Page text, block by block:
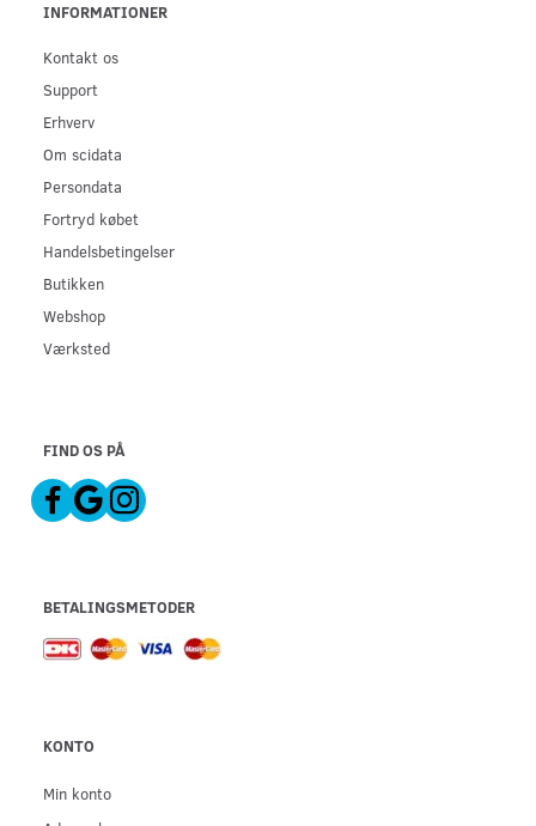
INFORMATIONER
Kontakt os
Support
Erhverv
Om scidata
Persondata
Fortryd købet
Handelsbetingelser
Butikken
Webshop
Værksted
FIND OS PÅ
BETALINGSMETODER
KONTO
Min konto